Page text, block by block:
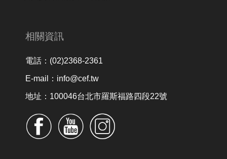
相關資訊
電話：(02)2368-2361
E-mail：info@cef.tw
地址：100046台北市羅斯福路四段22號